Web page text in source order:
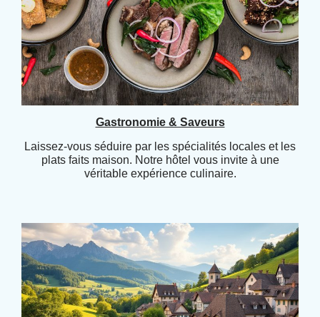
Gastronomie & Saveurs
Laissez-vous séduire par les spécialités locales et les
plats faits maison. Notre hôtel vous invite à une
véritable expérience culinaire.